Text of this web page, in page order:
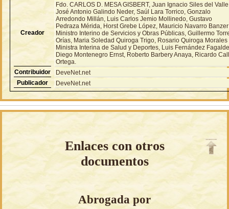
Creador
Fdo. CARLOS D. MESA GISBERT, Juan Ignacio Siles del
José Antonio Galindo Neder, Saúl Lara Torrico, Gonzalo
Arredondo Millán, Luis Carlos Jemio Mollinedo, Gustavo
Pedraza Mérida, Horst Grebe López, Mauricio Navarro Banzer
Ministro Interino de Servicios y Obras Públicas, Guillermo
Orías, Maria Soledad Quiroga Trigo, Rosario Quiroga Morales
Ministra Interina de Salud y Deportes, Luis Fernández
Diego Montenegro Ernst, Roberto Barbery Anaya, Ricardo
Ortega.
Contribuidor
DeveNet.net
Publicador
DeveNet.net
Enlaces con otros
documentos
Abrogada por